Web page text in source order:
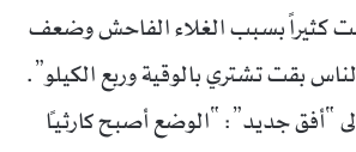
كثيراً بسبب الغلاء الفاحش وضعف
بقت تشتري بالوقية وربع الكيلو”.
“أفق جديد”: “الوضع أصبح كارثياً